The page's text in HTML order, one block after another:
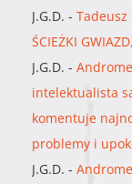
J.G.D. -
ŚCIEŻKI
J.G.D. -
intelektualista
komentuje
problemy i
J.G.D. -